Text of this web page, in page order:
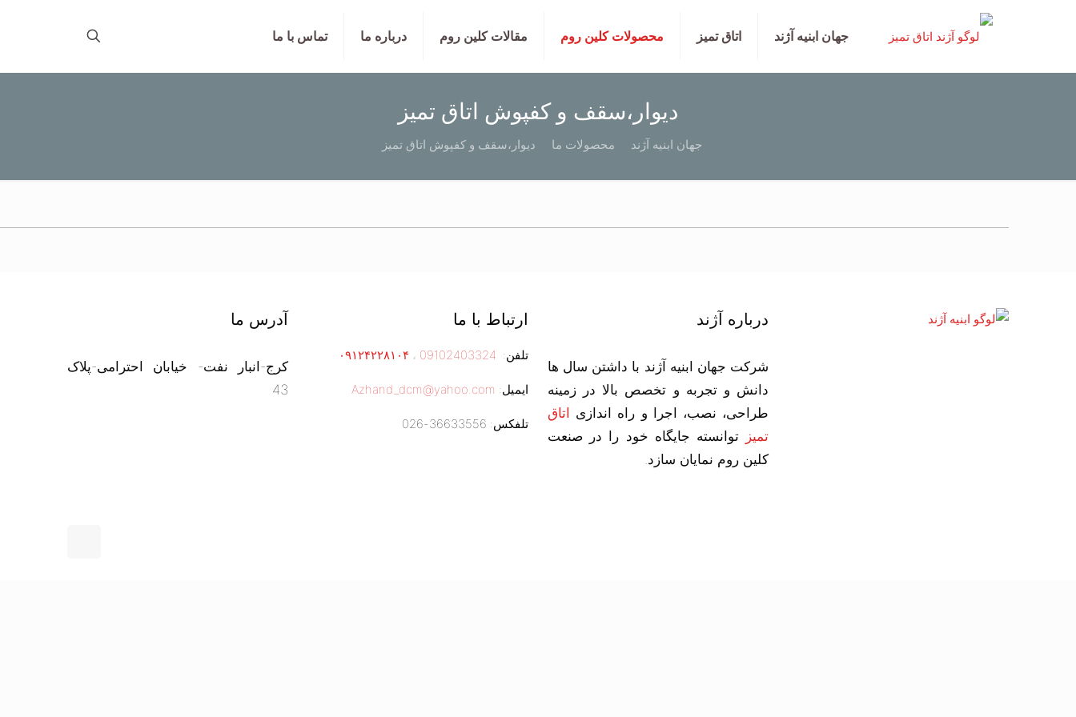
جهان ابنیه آژند اتاق تمیز محصولات کلین روم مقالات کلین روم درباره ما تماس با ما
دیوار،سقف و کفپوش اتاق تمیز
جهان ابنیه آژند محصولات ما دیوار،سقف و کفپوش اتاق تمیز
درباره آژند
شرکت جهان ابنیه آژند با داشتن سال ها
دانش و تجربه و تخصص بالا در زمینه
طراحی، نصب، اجرا و راه اندازی
اتاق
تمیز
توانسته جایگاه خود را در صنعت
کلین روم نمایان سازد.
ارتباط با ما
تلفن: 09102403324 ، ۰۹۱۲۴۲۲۸۱۰۴
ایمیل: Azhand_dcm@yahoo.com
تلفکس: 36633556-026
آدرس ما
کرج-انبار نفت- خیابان احترامی-پلاک
43